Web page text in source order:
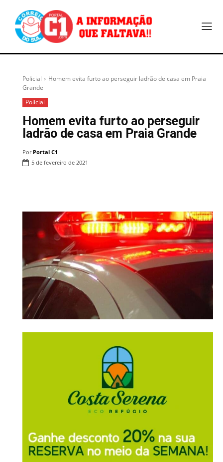
Policial
Homem evita furto ao perseguir ladrão de casa em Praia
Grande
Policial
Homem evita furto ao perseguir
ladrão de casa em Praia Grande
Por Portal C1
5 de fevereiro de 2021